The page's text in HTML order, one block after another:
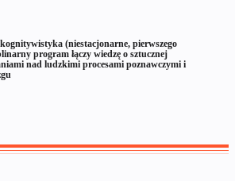
(niestacjonarne, pierwszego
program łączy wiedzę o sztucznej
nad ludzkimi procesami poznawczymi i